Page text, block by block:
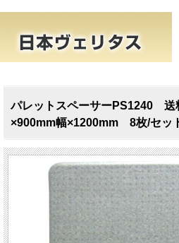
パレットスペーサーPS1240
×900mm幅×1200mm 8枚/セッ